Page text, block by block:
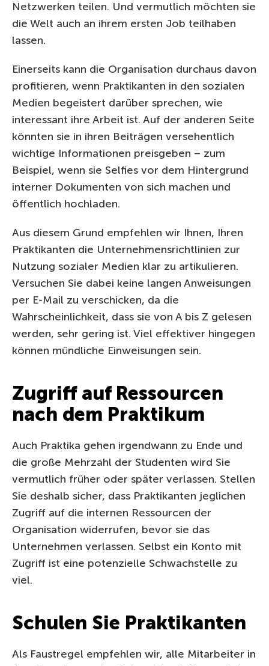
Netzwerken teilen. Und vermutlich möchten sie
die Welt auch an ihrem ersten Job teilhaben
lassen.
Einerseits kann die Organisation durchaus davon
profitieren, wenn Praktikanten in den sozialen
Medien begeistert darüber sprechen, wie
interessant ihre Arbeit ist. Auf der anderen Seite
könnten sie in ihren Beiträgen versehentlich
wichtige Informationen preisgeben – zum
Beispiel, wenn sie Selfies vor dem Hintergrund
interner Dokumenten von sich machen und
öffentlich hochladen.
Aus diesem Grund empfehlen wir Ihnen, Ihren
Praktikanten die Unternehmensrichtlinien zur
Nutzung sozialer Medien klar zu artikulieren.
Versuchen Sie dabei keine langen Anweisungen
per E-Mail zu verschicken, da die
Wahrscheinlichkeit, dass sie von A bis Z gelesen
werden, sehr gering ist. Viel effektiver hingegen
können mündliche Einweisungen sein.
Zugriff auf Ressourcen
nach dem Praktikum
Auch Praktika gehen irgendwann zu Ende und
die große Mehrzahl der Studenten wird Sie
vermutlich früher oder später verlassen. Stellen
Sie deshalb sicher, dass Praktikanten jeglichen
Zugriff auf die internen Ressourcen der
Organisation widerrufen, bevor sie das
Unternehmen verlassen. Selbst ein Konto mit
Zugriff ist eine potenzielle Schwachstelle zu
viel.
Schulen Sie Praktikanten
Als Faustregel empfehlen wir, alle Mitarbeiter in